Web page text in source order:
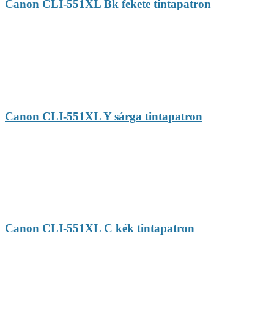
Canon CLI-551XL Bk fekete tintapatron
Canon CLI-551XL Y sárga tintapatron
Canon CLI-551XL C kék tintapatron